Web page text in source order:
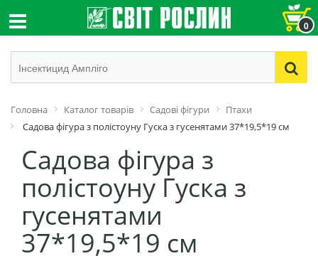
0
Головна Каталог товарів Садові фігури
Птахи
Садова фігура з полістоуну Гуска з гусенятами 37*19,5*19 см
Садова фігура з
полістоуну Гуска з
гусенятами
37*19,5*19 см